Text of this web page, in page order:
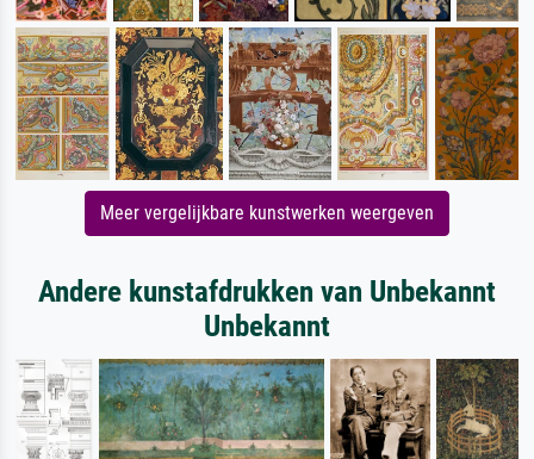
Meer vergelijkbare kunstwerken weergeven
Andere kunstafdrukken van Unbekannt
Unbekannt